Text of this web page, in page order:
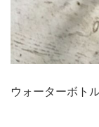
ウォーターボト